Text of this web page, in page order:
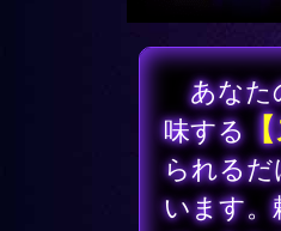
あなた
味する
られるだ
います。